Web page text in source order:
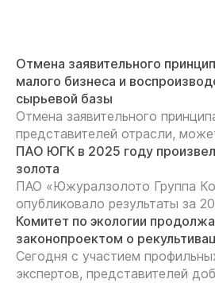
Отмена заявительного
малого бизнеса и
сырьевой базы
Отмена заявительного
представителей отрасли,
ПАО ЮГК в 2025 году
золота
ПАО «Южуралзолото Группа
опубликовало результаты за
Комитет по экологии
законопроектом о
Сегодня с участием
экспертов, представителей